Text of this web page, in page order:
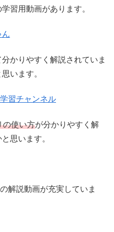
習用動画があります。
ん
かりやすく解説されていま
います。
習チャンネル
の使い方が分かりやすく解
思います。
解説動画が充実していま